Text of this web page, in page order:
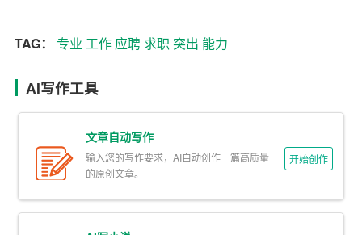
业 、学历等。如果成绩优异，可以提及自己的绩点、奖学
金等荣誉。
2. 突出工作经验
对于有一定工作经验的求职者，可以突出自己的工作经
历，包括公司名称、职位、工作内容、业绩等。尽量用具
体的事例和数据来说明自己的工作成果。
TAG： 专业 工作 应聘求职 突出 能力
AI写作工具
文章自动写作
输入您的写作要求，AI自动创作一篇高质量
的原创文章。
开始创作